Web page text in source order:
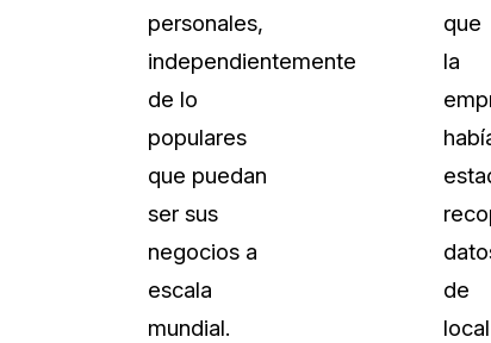
personales,
independientemente
de lo
populares
que puedan
ser sus
negocios a
escala
mundial.
que
la
de